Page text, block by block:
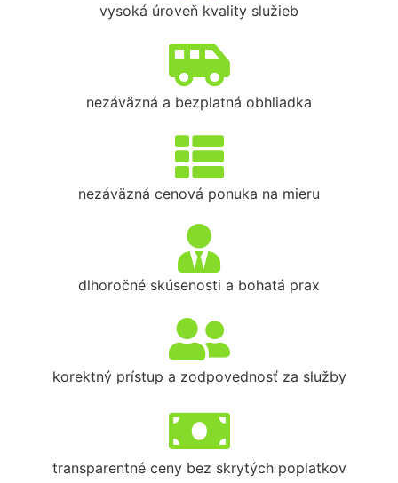
vysoká úroveň kvality služieb
nezáväzná a bezplatná obhliadka
nezáväzná cenová ponuka na mieru
dlhoročné skúsenosti a bohatá prax
korektný prístup a zodpovednosť za služby
transparentné ceny bez skrytých poplatkov